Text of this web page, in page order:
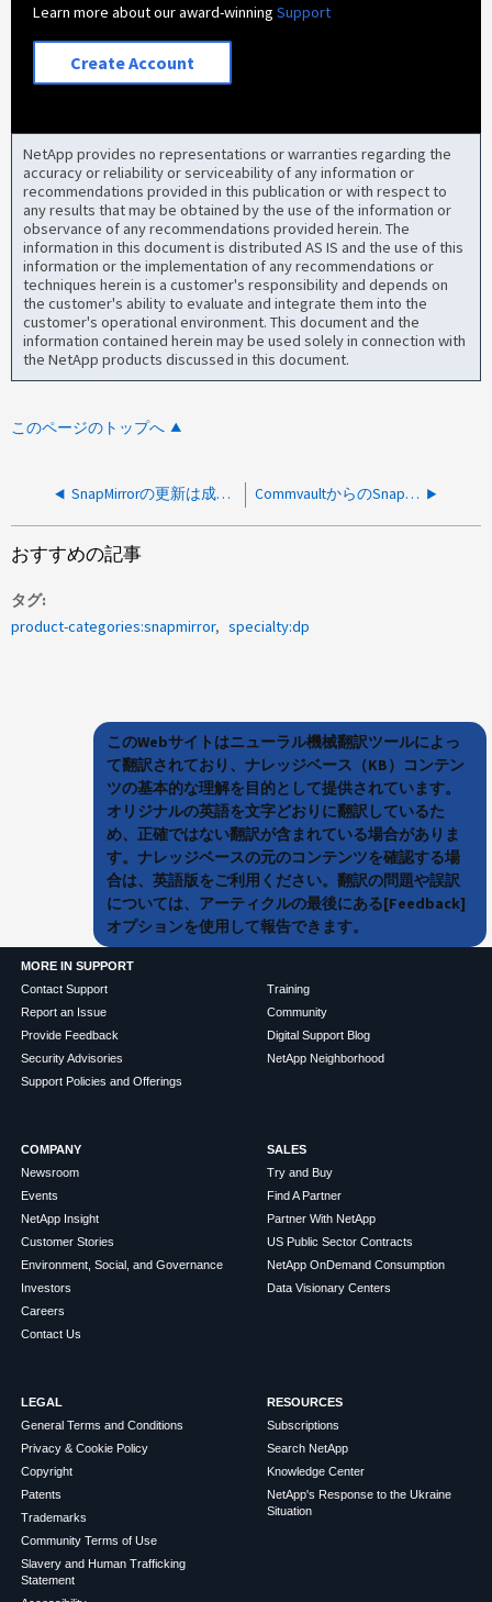
Learn more about our award-winningSupport
Create Account
NetApp provides no representations or warranties regarding the
accuracy or reliability or serviceability of any information or
recommendations provided in this publication or with respect to
any results that may be obtained by the use of the information or
observance of any recommendations provided herein. The
information in this document is distributed AS IS and the use of this
information or the implementation of any recommendations or
techniques herein is a customer's responsibility and depends on
the customer's ability to evaluate and integrate them into the
customer's operational environment. This document and the
information contained herein may be used solely in connection with
the NetApp products discussed in this document.
このページのトップへ
SnapMirrorの更新は成功するが正常な状態のままである CommvaultからのSnapMirrorアップデートでSnapshotが順番にレプリケートされない
おすすめの記事
タグ
product-categories:snapmirror
specialty:dp
このWebサイトはニューラル機械翻訳ツールによっ
て翻訳されており、ナレッジベース（KB）コンテン
ツの基本的な理解を目的として提供されています。
オリジナルの英語を文字どおりに翻訳しているた
め、正確ではない翻訳が含まれている場合がありま
す。ナレッジベースの元のコンテンツを確認する場
合は、英語版をご利用ください。翻訳の問題や誤訳
については、アーティクルの最後にある[Feedback]
オプションを使用して報告できます。
MORE IN SUPPORT
Contact Support
Report an Issue
Provide Feedback
Security Advisories
Support Policies and Offerings
Training
Community
Digital Support Blog
NetApp Neighborhood
COMPANY
Newsroom
Events
NetApp Insight
Customer Stories
Environment, Social, and Governance
Investors
Careers
Contact Us
SALES
Try and Buy
Find A Partner
Partner With NetApp
US Public Sector Contracts
NetApp OnDemand Consumption
Data Visionary Centers
LEGAL
General Terms and Conditions
Privacy & Cookie Policy
Copyright
Patents
Trademarks
Community Terms of Use
Slavery and Human Trafficking
Statement
RESOURCES
Subscriptions
Search NetApp
Knowledge Center
NetApp's Response to the Ukraine
Situation